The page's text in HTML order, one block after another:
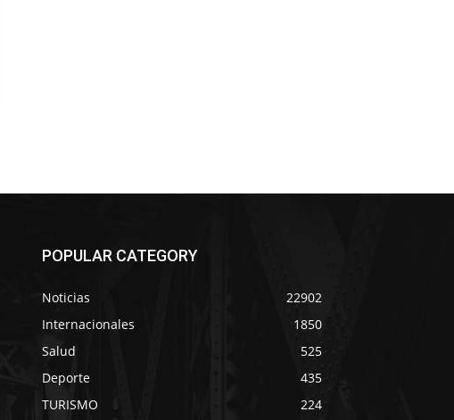
POPULAR CATEGORY
Noticias
22902
Internacionales
1850
Salud
525
Deporte
435
TURISMO
224